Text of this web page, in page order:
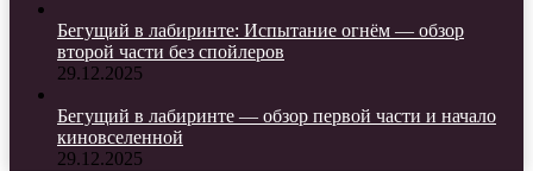
Бегущий в лабиринте: Испытание огнём — обзор
второй части без спойлеров
29.12.2025
Бегущий в лабиринте — обзор первой части и начало
киновселенной
29.12.2025